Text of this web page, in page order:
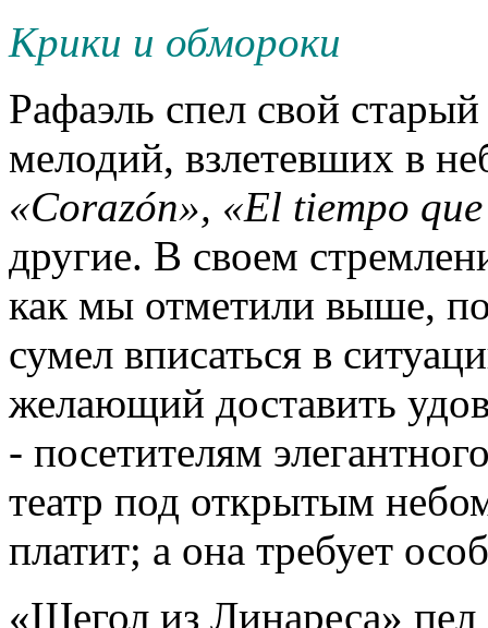
Крики и обмороки
Рафаэль спел свой
мелодий, взлетевших в
«Corazón», «El tiempo
другие. В своем
как мы отметили выше,
сумел вписаться в
желающий доставить
- посетителям
театр под открытым
платит; а она требует
«Щегол из Линареса»